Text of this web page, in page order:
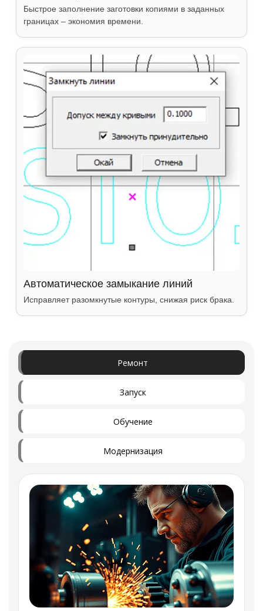
Быстрое заполнение заготовки копиями в заданных
границах – экономия времени.
Автоматическое замыкание линий
Исправляет разомкнутые контуры, снижая риск брака.
Ремонт
Запуск
Обучение
Модернизация